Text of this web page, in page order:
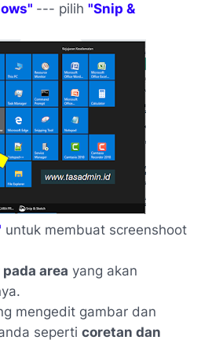
--- pilih "Snip &
untuk membuat screenshoot
area yang akan
mengedit gambar dan
seperti coretan dan